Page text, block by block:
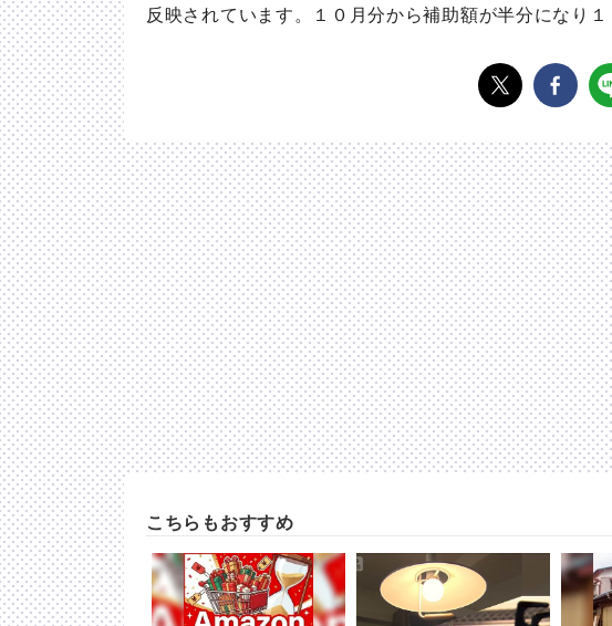
反映されています。１０月分から補助額が半分になり
こちらもおすすめ